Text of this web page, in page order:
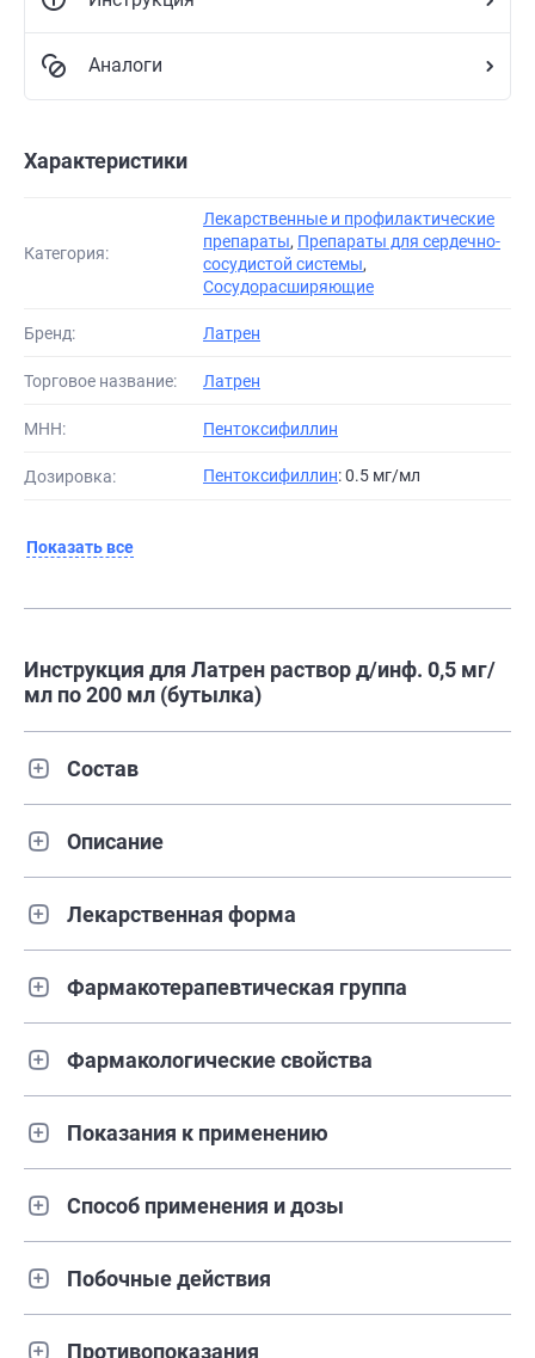
Аналоги
Характеристики
Категория:
Лекарственные и профилактические
препараты, Препараты для сердечно-
сосудистой системы,
Сосудорасширяющие
Бренд: Латрен
Торговое название: Латрен
МНН: Пентоксифиллин
Дозировка: Пентоксифиллин: 0.5 мг/мл
Показать все
Инструкция для Латрен раствор д/инф. 0,5 мг/
мл по 200 мл (бутылка)
Состав
Описание
Лекарственная форма
Фармакотерапевтическая группа
Фармакологические свойства
Показания к применению
Способ применения и дозы
Побочные действия
Противопоказания